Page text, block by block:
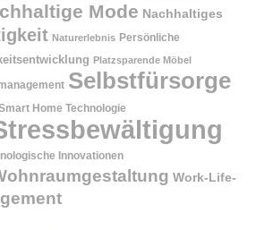
Mode Nachhaltiges
Naturerlebnis Persönliche
Platzsparende Möbel
Selbstfürsorge
Home Technologie
Innovationen
Work-Life-